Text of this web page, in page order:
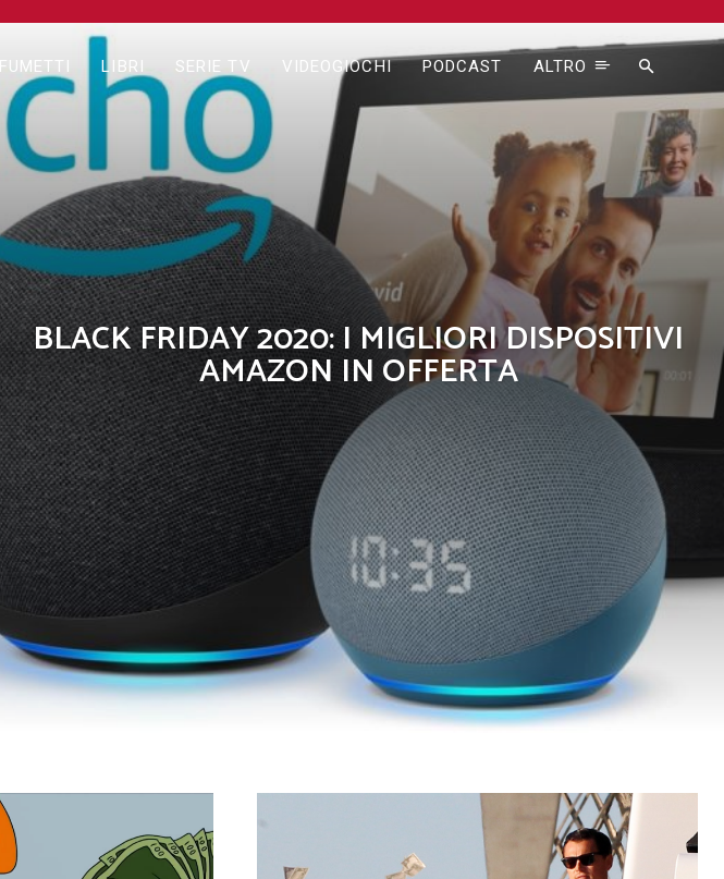
FUMETTI LIBRI SERIE TV VIDEOGIOCHI PODCAST ALTRO
BLACK FRIDAY 2020: I MIGLIORI DISPOSITIVI
AMAZON IN OFFERTA